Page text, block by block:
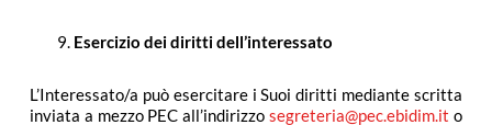
Esercizio dei diritti dell’interessato
L’Interessato/a può esercitare i Suoi diritti mediante scritta
inviata a mezzo PEC all’indirizzosegreteria@pec.ebidim.it o